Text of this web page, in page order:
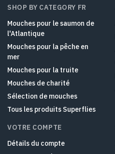
SHOP BY CATEGORY FR
Mouches pour le saumon de
l'Atlantique
Mouches pour la pêche en
mer
Mouches pour la truite
Mouches de charité
Sélection de mouches
Tous les produits Superflies
VOTRE COMPTE
Détails du compte